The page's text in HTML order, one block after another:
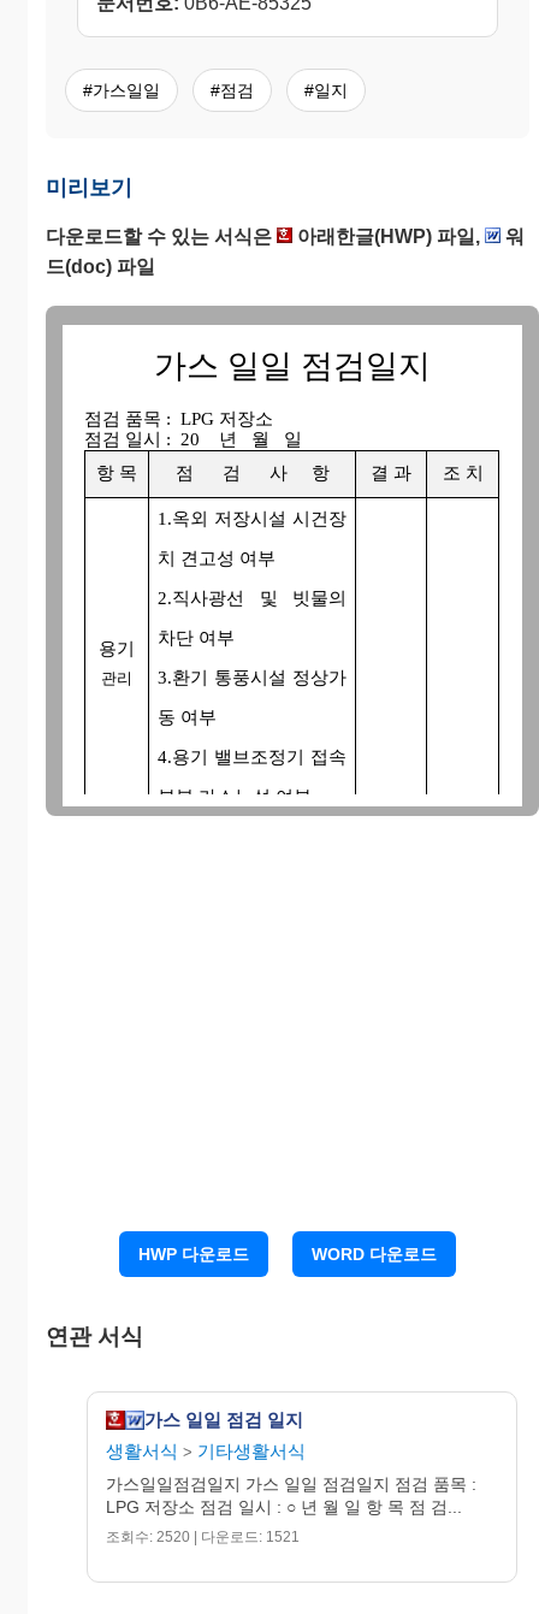
#가스일일 #점검 #일지
미리보기
다운로드할 수 있는 서식은 아래한글(HWP) 파일,
워
드(doc) 파일
가스 일일 점검일지
점검 품목 : LPG 저장소
점검 일시 : 20 년 월 일
항 목
점 검 사 항 결 과 조 치
용기
관리
1.옥외 저장시설 시건장
치 견고성 여부
2.직사광선 및 빗물의
차단 여부
3.환기 통풍시설 정상가
동 여부
4.용기 밸브조정기 접속
부분 가스누설 여부
부
연소
1.연소기구 노후 손상
3.통풍장치 안전여부
*가스 용기 교환시 점검사항
HWP 다운로드 WORD 다운로드
연관 서식
가스 일일 점검 일지
생활서식 > 기타생활서식
가스일일점검일지 가스 일일 점검일지 점검 품목 :
LPG 저장소 점검 일시 : ○ 년 월 일 항 목 점 검...
조회수: 2520 | 다운로드: 1521